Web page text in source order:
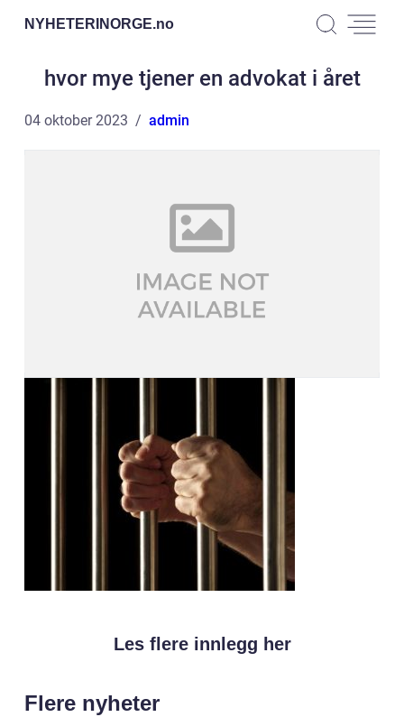
NYHETERINORGE.no
hvor mye tjener en advokat i året
04 oktober 2023 admin
Les flere innlegg her
Flere nyheter